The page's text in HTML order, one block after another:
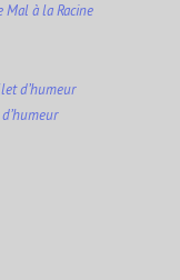
Mal à la Racine